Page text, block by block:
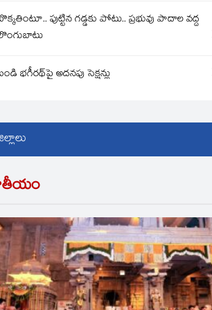
పుట్టిన గడ్డకు పోటు.. ప్రభువు పాదాల వద్ద
భగీరథ్‌పై అదనపు సెక్షన్లు